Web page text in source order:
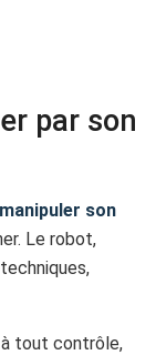
par son
son
Le robot,
à tout contrôle,